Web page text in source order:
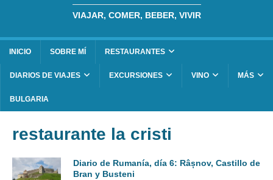
VIAJAR, COMER, BEBER, VIVIR
INICIO SOBRE MÍ RESTAURANTES
DIARIOS DE VIAJES EXCURSIONES VINO MÁS
BULGARIA
restaurante la cristi
Diario de Rumanía, día 6: Râșnov, Castillo de
Bran y Busteni